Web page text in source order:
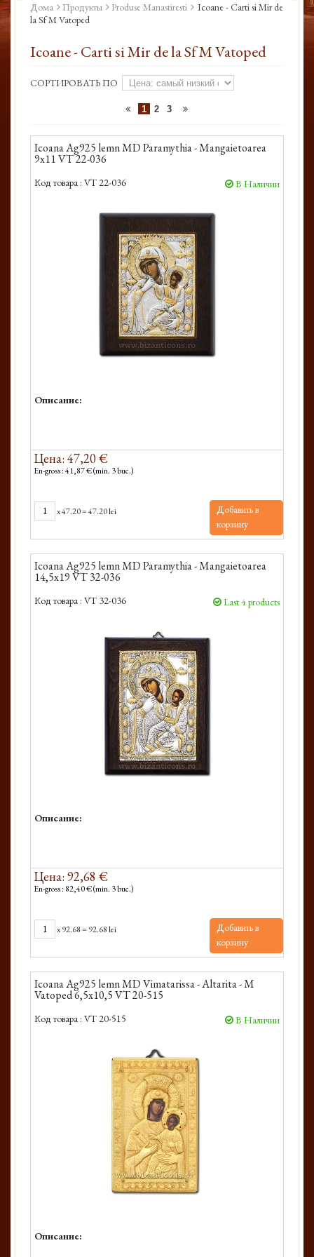
Дома Продукты Produse Manastiresti
Icoane - Carti si Mir de
la Sf M Vatoped
Icoane - Carti si Mir de la Sf M Vatoped
СОРТИРОВАТЬ ПО
1 2 3
Icoana Ag925 lemn MD Paramythia - Mangaietoarea
9x11 VT 22-036
Код товара : VT 22-036 В Наличии
Описание:
Цена: 47,20 €
En-gross : 41,87 € (min. 3 buc.)
x47.20=47.20 lei
Добавить в
корзину
Icoana Ag925 lemn MD Paramythia - Mangaietoarea
14,5x19 VT 32-036
Код товара : VT 32-036 Last 4 products
Описание:
Цена: 92,68 €
En-gross : 82,40 € (min. 3 buc.)
x92.68= 92.68 lei
Добавить в
корзину
Icoana Ag925 lemn MD Vimatarissa - Altarita - M
Vatoped 6,5x10,5 VT 20-515
Код товара : VT 20-515 В Наличии
Описание: